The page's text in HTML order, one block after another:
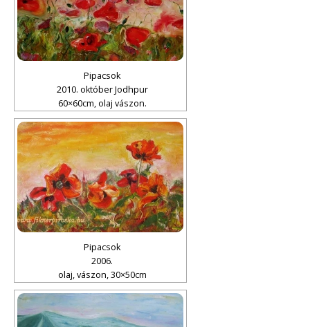
Pipacsok
2010. október Jodhpur
60×60cm, olaj vászon.
Pipacsok
2006.
olaj, vászon, 30×50cm